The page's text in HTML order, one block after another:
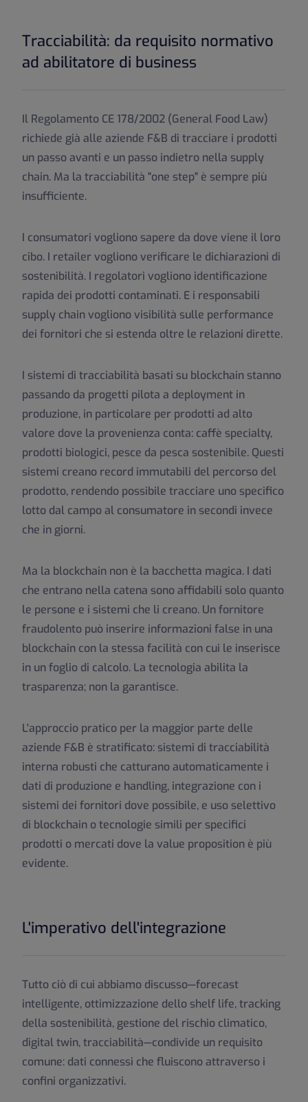
Tracciabilità: da requisito normativo
ad abilitatore di business
Il Regolamento CE 178/2002 (General Food Law)
richiede già alle aziende F&B di tracciare i prodotti
un passo avanti e un passo indietro nella supply
chain. Ma la tracciabilità "one step" è sempre più
insufficiente.
I consumatori vogliono sapere da dove viene il loro
cibo. I retailer vogliono verificare le dichiarazioni di
sostenibilità. I regolatori vogliono identificazione
rapida dei prodotti contaminati. E i responsabili
supply chain vogliono visibilità sulle performance
dei fornitori che si estenda oltre le relazioni dirette.
I sistemi di tracciabilità basati su blockchain stanno
passando da progetti pilota a deployment in
produzione, in particolare per prodotti ad alto
valore dove la provenienza conta: caffè specialty,
prodotti biologici, pesce da pesca sostenibile. Questi
sistemi creano record immutabili del percorso del
prodotto, rendendo possibile tracciare uno specifico
lotto dal campo al consumatore in secondi invece
che in giorni.
Ma la blockchain non è la bacchetta magica. I dati
che entrano nella catena sono affidabili solo quanto
le persone e i sistemi che li creano. Un fornitore
fraudolento può inserire informazioni false in una
blockchain con la stessa facilità con cui le inserisce
in un foglio di calcolo. La tecnologia abilita la
trasparenza; non la garantisce.
L'approccio pratico per la maggior parte delle
aziende F&B è stratificato: sistemi di tracciabilità
interna robusti che catturano automaticamente i
dati di produzione e handling, integrazione con i
sistemi dei fornitori dove possibile, e uso selettivo
di blockchain o tecnologie simili per specifici
prodotti o mercati dove la value proposition è più
evidente.
L'imperativo dell'integrazione
Tutto ciò di cui abbiamo discusso—forecast
intelligente, ottimizzazione dello shelf life, tracking
della sostenibilità, gestione del rischio climatico,
digital twin, tracciabilità—condivide un requisito
comune: dati connessi che fluiscono attraverso i
confini organizzativi.